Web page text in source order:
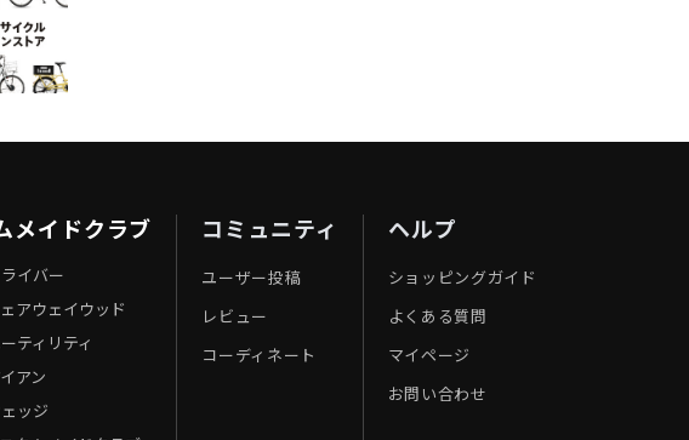
メイドクラブ
イバー
アウェイウッド
ティリティ
アン
ッジ
コミュニティ
ユーザー投稿
レビュー
コーディネート
ヘルプ
ショッピングガイド
よくある質問
マイページ
お問い合わせ